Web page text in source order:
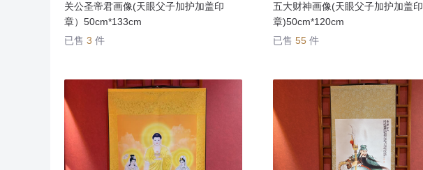
关公圣帝君画像(天眼父子加护加盖印
章）50cm*133cm
已售 3 件
五大财神画像(天眼父子加护加盖印
章)50cm*120cm
已售 55 件